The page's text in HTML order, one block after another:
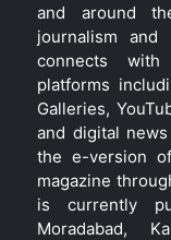
and around
journalism and
connects
platforms
Galleries,
and digital
the e-version
magazine
is currently
Moradabad,